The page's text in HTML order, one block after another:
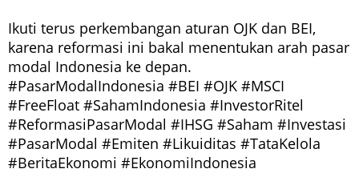
Ikuti terus perkembangan aturan OJK dan BEI,
karena reformasi ini bakal menentukan arah pasar
modal Indonesia ke depan.
#PasarModalIndonesia #BEI #OJK #MSCI
#FreeFloat #SahamIndonesia #InvestorRitel
#ReformasiPasarModal #IHSG #Saham #Investasi
#PasarModal #Emiten #Likuiditas #TataKelola
#BeritaEkonomi #EkonomiIndonesia